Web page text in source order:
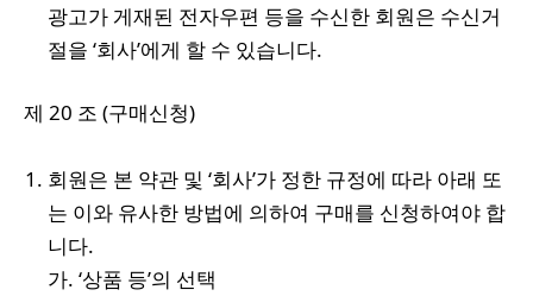
광고가 게재된 전자우편 등을 수신한 회원은 수신거
절을 ‘회사’에게 할 수 있습니다.
제 20 조 (구매신청)
회원은 본 약관 및 ‘회사’가 정한 규정에 따라 아래 또
는 이와 유사한 방법에 의하여 구매를 신청하여야 합
니다.
가. ‘상품 등’의 선택